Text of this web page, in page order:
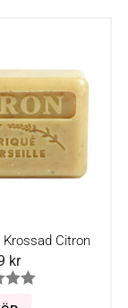
Krossad Citron
kr